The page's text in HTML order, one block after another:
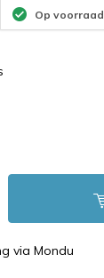
Op voorraad
via Mondu